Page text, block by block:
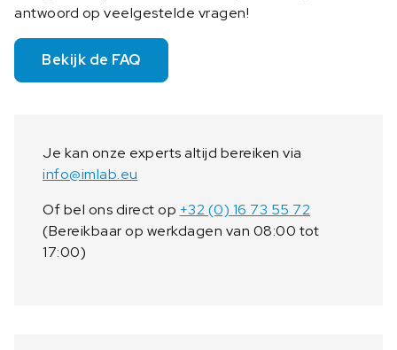
antwoord op veelgestelde vragen!
Bekijk de FAQ
Je kan onze experts altijd bereiken via
info@imlab.eu
Of bel ons direct op +32 (0) 16 73 55 72
(Bereikbaar op werkdagen van 08:00 tot
17:00)